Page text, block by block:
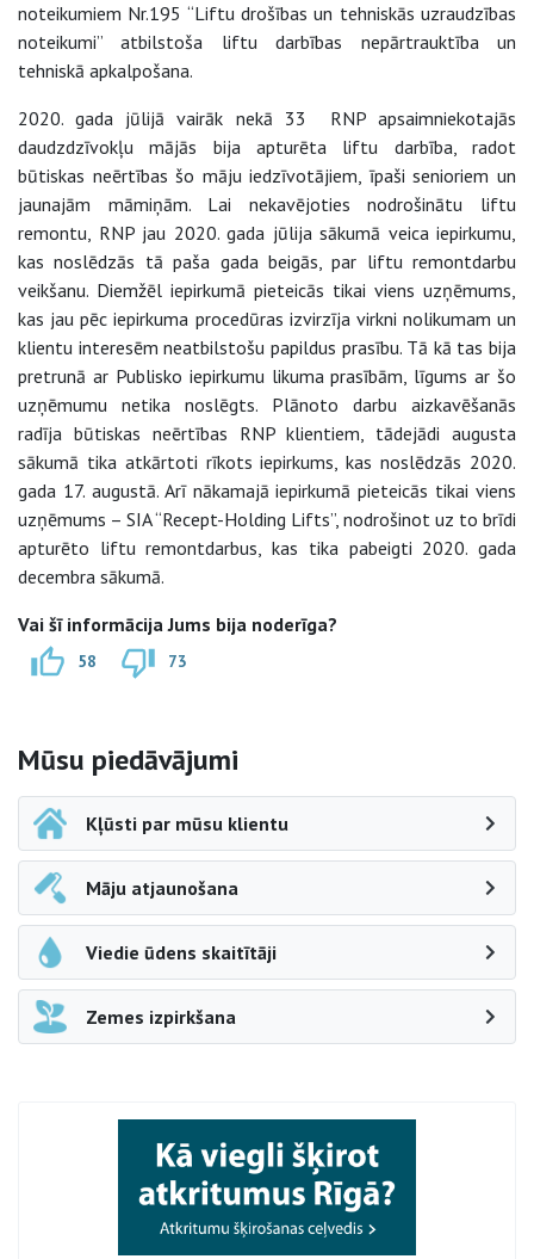
noteikumiem Nr.195 “Liftu drošības un tehniskās uzraudzības
noteikumi” atbilstoša liftu darbības nepārtrauktība un
tehniskā apkalpošana.
2020. gada jūlijā vairāk nekā 33 RNP apsaimniekotajās
daudzdzīvokļu mājās bija apturēta liftu darbība, radot
būtiskas neērtības šo māju iedzīvotājiem, īpaši senioriem un
jaunajām māmiņām. Lai nekavējoties nodrošinātu liftu
remontu, RNP jau 2020. gada jūlija sākumā veica iepirkumu,
kas noslēdzās tā paša gada beigās, par liftu remontdarbu
veikšanu. Diemžēl iepirkumā pieteicās tikai viens uzņēmums,
kas jau pēc iepirkuma procedūras izvirzīja virkni nolikumam un
klientu interesēm neatbilstošu papildus prasību. Tā kā tas bija
pretrunā ar Publisko iepirkumu likuma prasībām, līgums ar šo
uzņēmumu netika noslēgts. Plānoto darbu aizkavēšanās
radīja būtiskas neērtības RNP klientiem, tādejādi augusta
sākumā tika atkārtoti rīkots iepirkums, kas noslēdzās 2020.
gada 17. augustā. Arī nākamajā iepirkumā pieteicās tikai viens
uzņēmums – SIA “Recept-Holding Lifts”, nodrošinot uz to brīdi
apturēto liftu remontdarbus, kas tika pabeigti 2020. gada
decembra sākumā.
Vai šī informācija Jums bija noderīga?
58 73
Sāna navigācija
Mūsu piedāvājumi
Kļūsti par mūsu klientu
Māju atjaunošana
Viedie ūdens skaitītāji
Zemes izpirkšana